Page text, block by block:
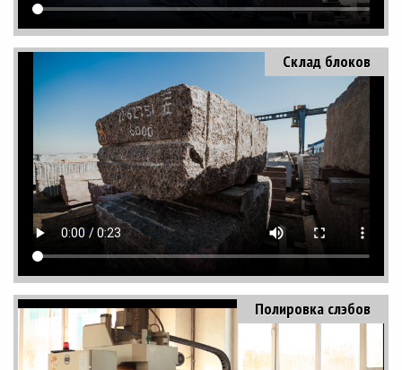
Склад блоков
Полировка слэбов